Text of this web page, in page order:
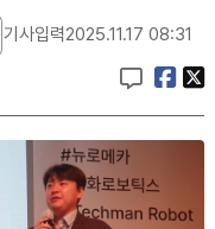
기사입력2025.11.17 08:31